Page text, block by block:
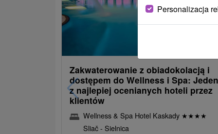
Zakwaterowanie z obiadokolacją i
dostępem do Wellness i Spa: Jeden
z najlepiej ocenianych hoteli przez
klientów
Wellness & Spa Hotel Kaskady ★★★★
Sliač - Sielnica
Personalizacja